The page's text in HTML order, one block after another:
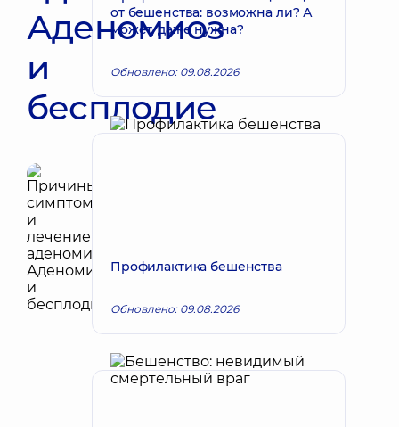
Аденомиоз
и
бесплодие
от бешенства: возможна ли? А
может, даже нужна?
Обновлено: 09.08.2026
Профилактика бешенства
Обновлено: 09.08.2026